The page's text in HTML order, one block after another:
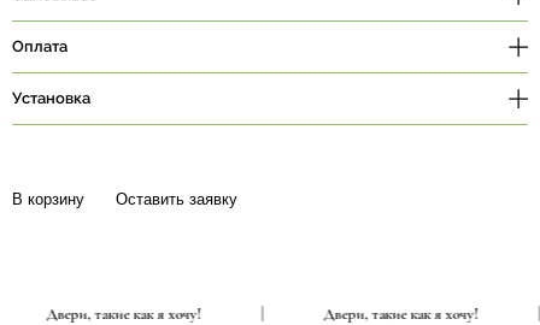
Оплата
Установка
В корзину Оставить заявку
Двери, такие как я хочу! Двери, такие как я хочу!